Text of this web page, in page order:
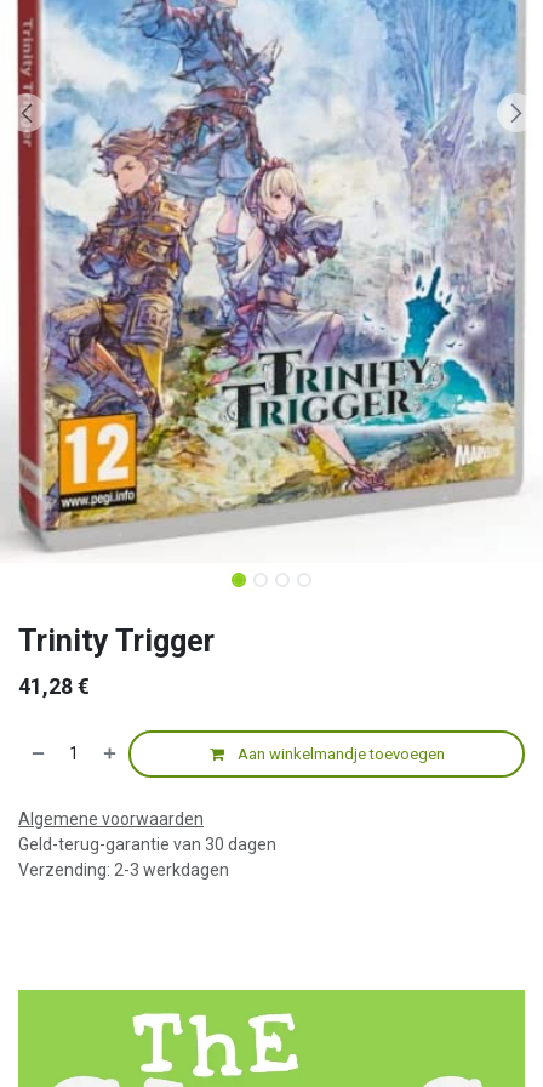
Trinity Trigger
41,28 €
Aan winkelmandje toevoegen
Algemene voorwaarden
Geld-terug-garantie van 30 dagen
Verzending: 2-3 werkdagen